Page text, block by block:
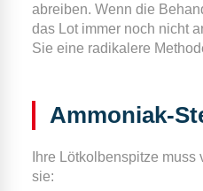
abreiben. Wenn die
das Lot immer noch nicht
Sie eine radikalere
Ammoniak-
Ihre Lötkolbenspitze
sie: